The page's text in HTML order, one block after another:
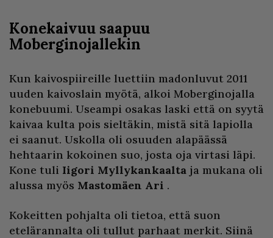
Konekaivuu saapuu
Moberginojallekin
Kun kaivospiireille luettiin madonluvut 2011
uuden kaivoslain myötä, alkoi Moberginojalla
konebuumi. Useampi osakas laski että on syytä
kaivaa kulta pois sieltäkin, mistä sitä lapiolla
ei saanut. Uskolla oli osuuden alapäässä
hehtaarin kokoinen suo, josta oja virtasi läpi.
Kone tuli Iigori Myllykankaalta ja mukana oli
alussa myös Mastomäen Ari .
Kokeitten pohjalta oli tietoa, että suon
etelärannalta oli tullut parhaat merkit. Siinä